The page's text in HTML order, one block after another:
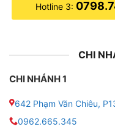
Hotline 3:
CHI
CHI NHÁNH 1
642 Phạm Văn Chiêu,
0962.665.345